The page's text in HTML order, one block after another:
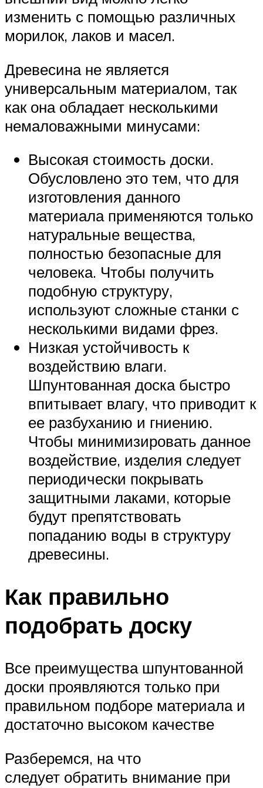
изменить с помощью различных
морилок, лаков и масел.
Древесина не является
универсальным материалом, так
как она обладает несколькими
немаловажными минусами:
Высокая стоимость доски.
Обусловлено это тем, что для
изготовления данного
материала применяются только
натуральные вещества,
полностью безопасные для
человека. Чтобы получить
подобную структуру,
используют сложные станки с
несколькими видами фрез.
Низкая устойчивость к
воздействию влаги.
Шпунтованная доска быстро
впитывает влагу, что приводит к
ее разбуханию и гниению.
Чтобы минимизировать данное
воздействие, изделия следует
периодически покрывать
защитными лаками, которые
будут препятствовать
попаданию воды в структуру
древесины.
Как правильно
подобрать доску
Все преимущества шпунтованной
доски проявляются только при
правильном подборе материала и
достаточно высоком качестве
Разберемся, на что
следует обратить внимание при